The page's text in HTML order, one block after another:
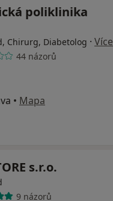
poliklinika
Chirurg, Diabetolog · Více
44 názorů
• Mapa
s.r.o.
9 názorů